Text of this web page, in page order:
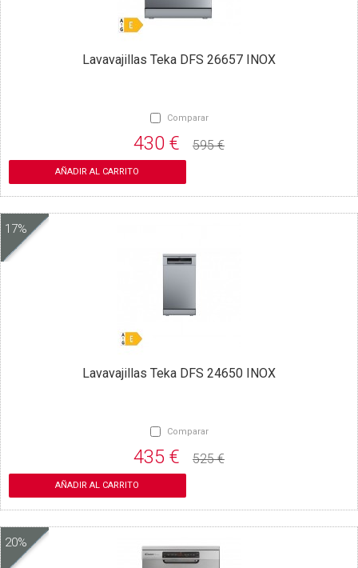
Lavavajillas Teka DFS 26657 INOX
Comparar
430 € 595 €
AÑADIR AL CARRITO
17%
Lavavajillas Teka DFS 24650 INOX
Comparar
435 € 525 €
AÑADIR AL CARRITO
20%